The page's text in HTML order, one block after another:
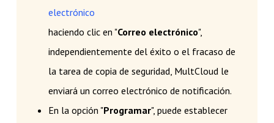
electrónico
haciendo clic en "Correo electrónico",
independientemente del éxito o el fracaso de
la tarea de copia de seguridad, MultCloud le
enviará un correo electrónico de notificación.
En la opción "Programar", puede establecer